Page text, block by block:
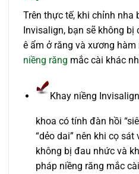
Trên thực tế, khi chỉnh nha
Invisalign, bạn sẽ không
ê ẩm ở răng và xương
niềng răng mắc cài khác
Khay niềng
khoa có tính đàn hồi
“dẻo dai” nên khi cọ
không bị đau nhức và
pháp niềng răng mắc